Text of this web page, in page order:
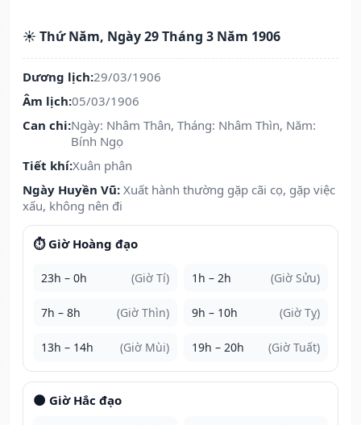
☀️ Thứ Năm, Ngày 29 Tháng 3 Năm 1906
Dương lịch:29/03/1906
Âm lịch:05/03/1906
Can chi:Ngày: Nhâm Thân, Tháng: Nhâm Thìn, Năm:
Bính Ngọ
Tiết khí:Xuân phân
Ngày Huyền Vũ: Xuất hành thường gặp cãi cọ, gặp việc
xấu, không nên đi
⏱️ Giờ Hoàng đạo
23h – 0h (Giờ Tí) 1h – 2h (Giờ Sửu)
7h – 8h (Giờ Thìn) 9h – 10h (Giờ Tỵ)
13h – 14h (Giờ Mùi) 19h – 20h (Giờ Tuất)
🌑 Giờ Hắc đạo